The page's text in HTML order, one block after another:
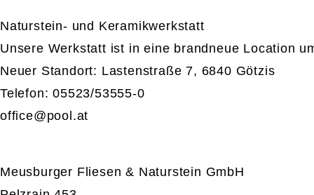
Naturstein- und Keramikwerkstatt
Unsere Werkstatt ist in eine brandneue Location
Neuer Standort: Lastenstraße 7, 6840 Götzis
Telefon: 05523/53555-0
office@pool.at
Meusburger Fliesen & Naturstein GmbH